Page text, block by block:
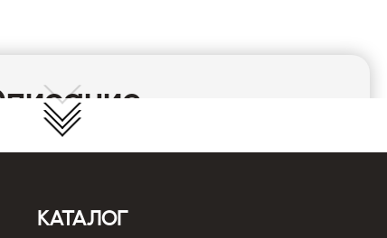
Vecta V-Corner Black
рассеяние звука почти на 180°. Имеется
кабеля, подводимого к клеммам.
КАТАЛОГ